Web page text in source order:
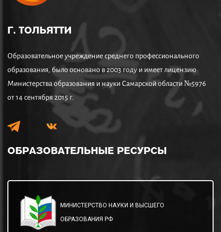
Г. ТОЛЬЯТТИ
Образовательное учреждение среднего профессионального
образования, было основано в 2003 году и имеет лицензию
Министерства образования и науки Самарской области №5976
от 14 сентября 2015 г.
ОБРАЗОВАТЕЛЬНЫЕ РЕСУРСЫ
МИНИСТЕРСТВО НАУКИ И ВЫСШЕГО
ОБРАЗОВАНИЯ РФ